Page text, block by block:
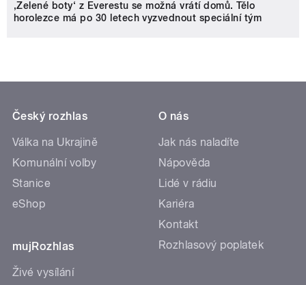
‚Zelené boty‘ z Everestu se možná vrátí domů. Tělo
horolezce má po 30 letech vyzvednout speciální tým
Český rozhlas
Válka na Ukrajině
Komunální volby
Stanice
eShop
mujRozhlas
Živé vysílání
O nás
Jak nás naladíte
Nápověda
Lidé v rádiu
Kariéra
Kontakt
Rozhlasový poplatek